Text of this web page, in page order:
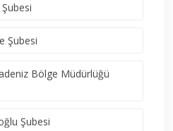
Şubesi
Bölge Müdürlüğü
Şubesi